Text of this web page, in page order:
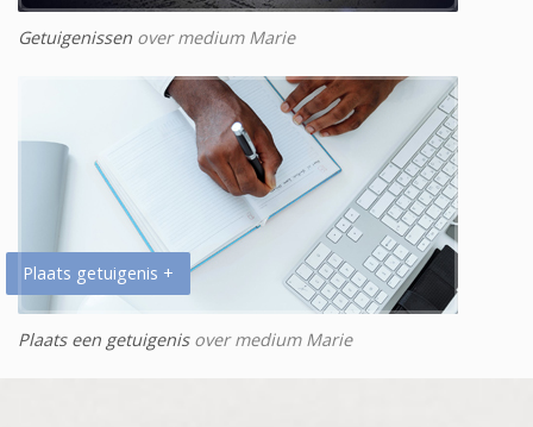
Getuigenissen over medium Marie
Plaats getuigenis +
Plaats een getuigenisover medium Marie